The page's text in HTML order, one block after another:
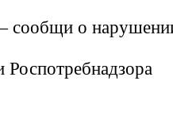
сообщи о
Роспотребнадзора